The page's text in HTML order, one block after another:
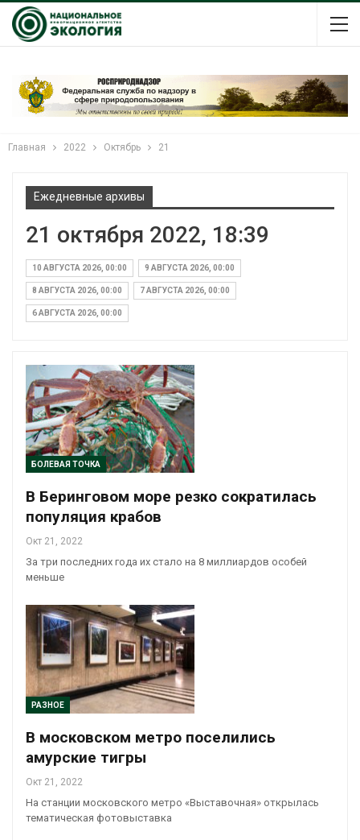
Главная 2022 Октябрь 21
Ежедневные архивы
21 октября 2022, 18:39
10 АВГУСТА 2026, 00:00 9 АВГУСТА 2026, 00:00
8 АВГУСТА 2026, 00:00 7 АВГУСТА 2026, 00:00
6 АВГУСТА 2026, 00:00
БОЛЕВАЯ ТОЧКА
В Беринговом море резко сократилась
популяция крабов
Окт 21, 2022
За три последних года их стало на 8 миллиардов особей
меньше
РАЗНОЕ
В московском метро поселились
амурские тигры
Окт 21, 2022
На станции московского метро «Выставочная» открылась
тематическая фотовыставка